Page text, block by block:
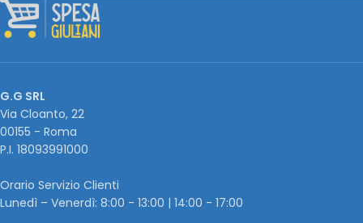
G.G SRL
Via Cloanto, 22
00155 - Roma
P.I. ‭18093991000
Orario Servizio Clienti
Lunedì – Venerdì: 8:00 - 13:00 | 14:00 - 17:00